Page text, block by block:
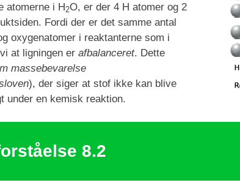
atomerne i H2O, er der 4 H atomer og 2
Fordi der er det samme antal
oxygenatomer i reaktanterne som i
at ligningen er afbalanceret. Dette
massebevarelse
), der siger at stof ikke kan blive
under en kemisk reaktion.
8.2